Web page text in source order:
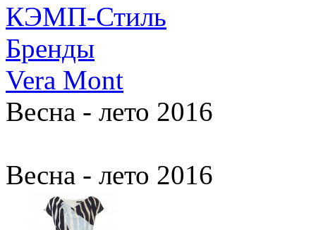
КЭМП-Стиль
Бренды
Vera Mont
Весна - лето 2016
Весна - лето 2016